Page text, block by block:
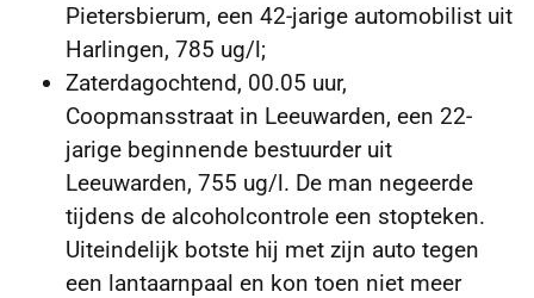
Pietersbierum, een 42-jarige automobilist uit
Harlingen, 785 ug/l;
Zaterdagochtend, 00.05 uur,
Coopmansstraat in Leeuwarden, een 22-
jarige beginnende bestuurder uit
Leeuwarden, 755 ug/l. De man negeerde
tijdens de alcoholcontrole een stopteken.
Uiteindelijk botste hij met zijn auto tegen
een lantaarnpaal en kon toen niet meer